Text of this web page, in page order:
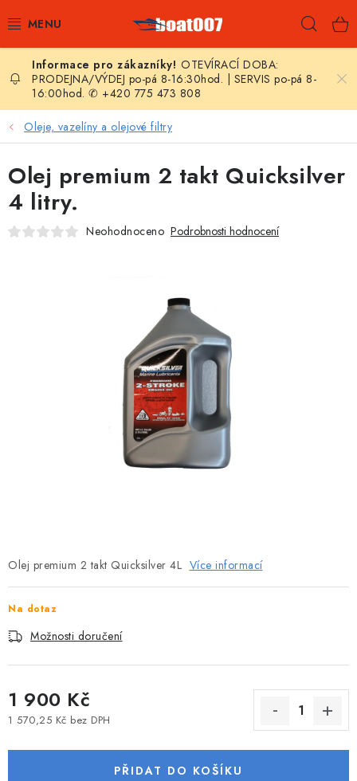
na
E-SHOP
AKČNÍ SLEVY
ZPRAVODAJ
KONTAKTY
MOTOROVÉ ČLUNY
LODNÍ ELEKTROMOTORY
PRAMICE A MOTOROVÉ VESLICE
PLASTOVÉ LODĚ A ČLUNY
ŠLAPADLA
KATAMARÁNY - PONTON BOAT
PŘÍSLUŠENSTVÍ K ČLUNŮM
OTEVÍRACÍ DOBA:
PRODEJNA/VÝDEJ po-pá 8-16:30hod. | SERVIS po-pá 8-
16:00hod. ✆ +420 775 473 808
Oleje, vazelíny a olejové filtry
Olej premium 2 takt Quicksilver 4L Více informací
Na dotaz
Možnosti doručení
1 900 Kč
1 570,25 Kč bez DPH
PŘIDAT DO KOŠÍKU
Olej premium 2 takt Quicksilver
4 litry.
Neohodnoceno Podrobnosti hodnocení